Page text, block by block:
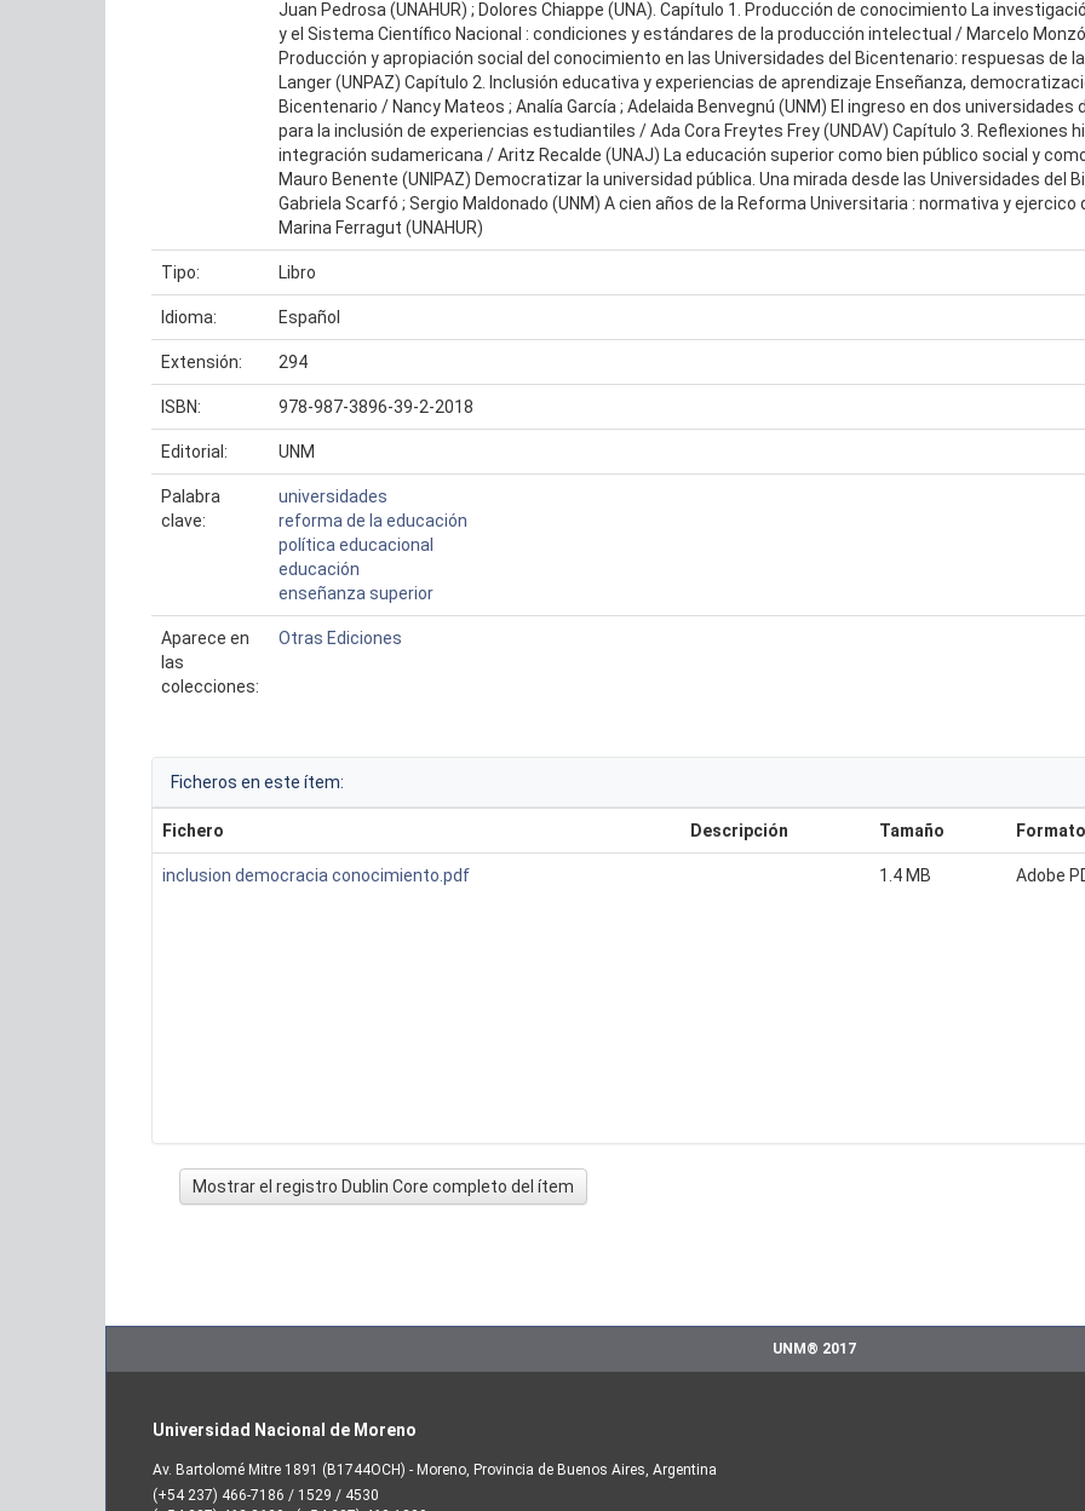
Juan Pedrosa (UNAHUR) ; Dolores Chiappe (UNA). Capítulo 1. Producción de conocimiento La
y el Sistema Científico Nacional : condiciones y estándares de la producción intelectual / Marcelo
Producción y apropiación social del conocimiento en las Universidades del Bicentenario: respuesas de
Langer (UNPAZ) Capítulo 2. Inclusión educativa y experiencias de aprendizaje Enseñanza,
Bicentenario / Nancy Mateos ; Analía García ; Adelaida Benvegnú (UNM) El ingreso en dos
para la inclusión de experiencias estudiantiles / Ada Cora Freytes Frey (UNDAV) Capítulo 3. Reflexiones
integración sudamericana / Aritz Recalde (UNAJ) La educación superior como bien público social y
Mauro Benente (UNIPAZ) Democratizar la universidad pública. Una mirada desde las Universidades del
Gabriela Scarfó ; Sergio Maldonado (UNM) A cien años de la Reforma Universitaria : normativa y
Marina Ferragut (UNAHUR)
Tipo: Libro
Idioma: Español
Extensión: 294
ISBN: 978-987-3896-39-2-2018
Editorial: UNM
Palabra
clave:
universidades
reforma de la educación
política educacional
educación
enseñanza superior
Aparece en
las
colecciones:
Otras Ediciones
Ficheros en este ítem:
Fichero Descripción Tamaño Formato
inclusion democracia conocimiento.pdf 1.4 MB Adobe
Mostrar el registro Dublin Core completo del ítem
UNM® 2017
Universidad Nacional de Moreno
Av. Bartolomé Mitre 1891 (B1744OCH) - Moreno, Provincia de Buenos Aires, Argentina
(+54 237) 466-7186 / 1529 / 4530